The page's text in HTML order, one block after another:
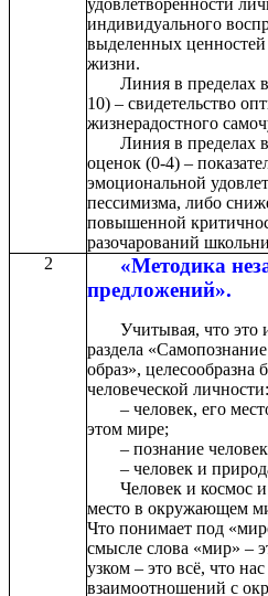
удовлетворённости
индивидуального
выделенных ценностей
жизни.
Линия в пределах
10) – свидетельство
жизнерадостного
Линия в пределах
оценок (0-4) –
эмоциональной
пессимизма, либо
повышенной
разочарований
2
«Методика
предложений».
Учитывая, что это
раздела
образ», целесообразна
человеческой личности:
– человек, его
этом мире;
– познание
– человек и
Человек и космос
место в окружающем
Что понимает под
смысле слова «мир» –
узком – это всё, что
взаимоотношений с